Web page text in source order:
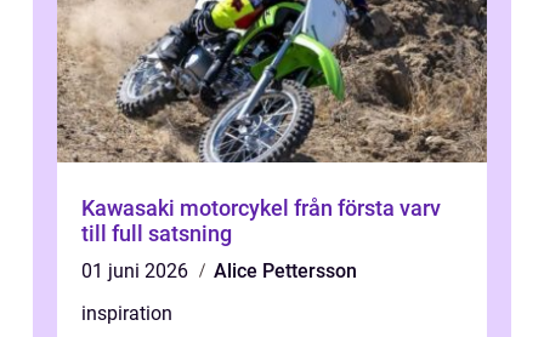
Kawasaki motorcykel från första varv
till full satsning
01 juni 2026
Alice Pettersson
inspiration